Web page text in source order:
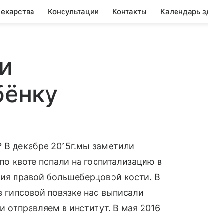
Консультации Контакты Календарь
декабре 2015г.мы заметили
квоте попали на госпитализацию в
правой большеберцовой кости. В
гипсовой повязке нас выписали
в институт. В мая 2016